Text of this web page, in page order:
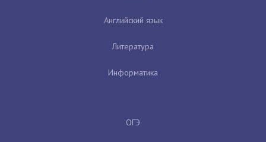
Английский язык
Литература
Информатика
ОГЭ